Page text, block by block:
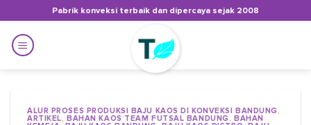
to
content
Pabrik konveksi terbaik dan dipercaya sejak 2008
ALUR PROSES PRODUKSI BAJU KAOS DI KONVEKSI BANDUNG,
ARTIKEL,BAHAN KAOS TEAM FUTSAL BANDUNG, BAHAN